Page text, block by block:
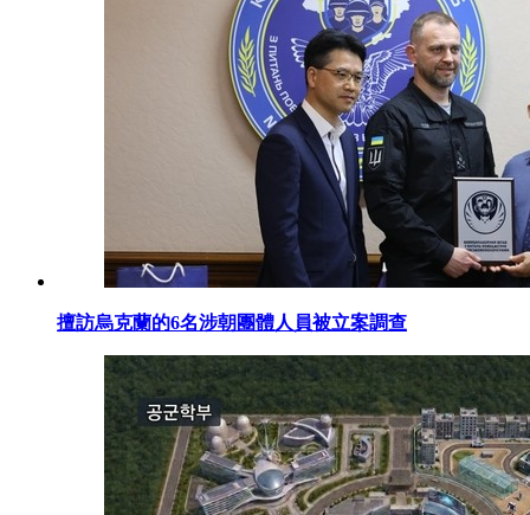
擅訪烏克蘭的6名涉朝團體人員被立案調查